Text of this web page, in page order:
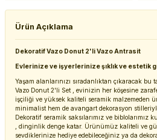
Ürün Açıklama
Dekoratif Vazo Donut 2'li Vazo Antrasit
Evlerinize ve işyerlerinize şıklık ve estetik
Yaşam alanlarınızı sıradanlıktan çıkaracak
Vazo Donut 2'li Set , evinizin her köşesine
işçiliği ve yüksek kaliteli seramik malzemeden
minimalist hem de avangart dekorasyon
Dekoratif seramik saksılarımız ve biblolarımız
, dinginlik denge katar. Ürünümüz kaliteli ve
sevdiklerinize hediye edebileceğiniz ya da